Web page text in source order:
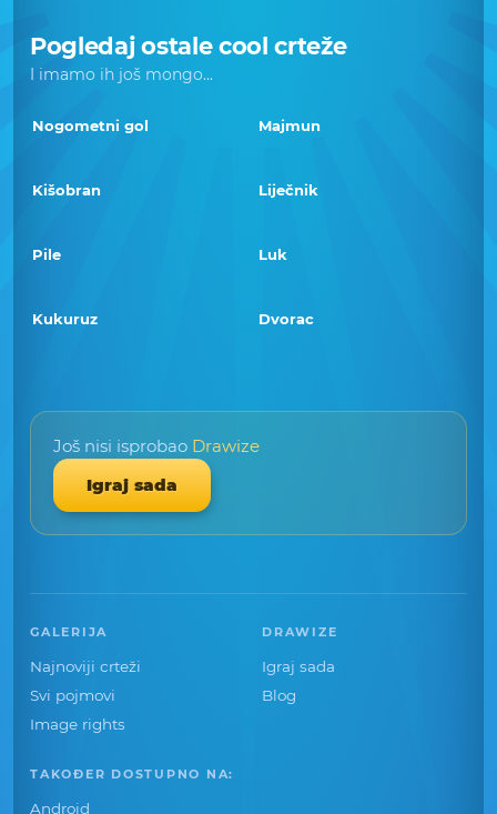
Pogledaj ostale cool crteže
I imamo ih još mongo...
Nogometni gol Majmun
Kišobran Liječnik
Pile Luk
Kukuruz Dvorac
Još nisi isprobao Drawize
Igraj sada
GALERIJA
Najnoviji crteži
Svi pojmovi
Image rights
DRAWIZE
Igraj sada
Blog
TAKOĐER DOSTUPNO NA:
Android